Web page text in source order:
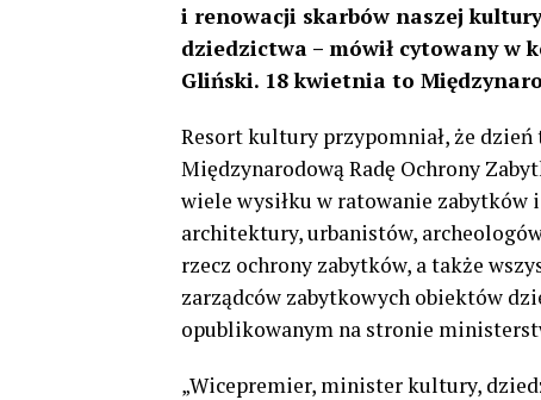
i renowacji skarbów naszej
dziedzictwa – mówił cytowany
Gliński. 18 kwietnia to
Resort kultury przypomniał, że dzień
Międzynarodową Radę Ochrony
wiele wysiłku w ratowanie
architektury, urbanistów,
rzecz ochrony zabytków, a także
zarządców zabytkowych obiektów
opublikowanym na stronie
„Wicepremier, minister kultury,